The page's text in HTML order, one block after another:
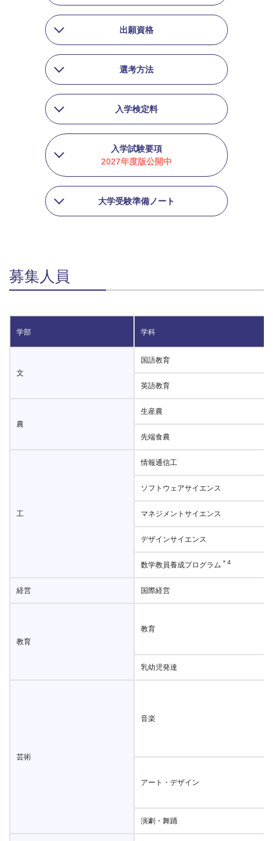
出願資格
選考方法
入学検定料
入学試験要項
2027年度版公開中
大学受験準備ノート
募集人員
学部 学科
文
国語教育
英語教育
農
生産農
先端食農
工
情報通信工
ソフトウェアサイエンス
マネジメントサイエンス
デザインサイエンス
数学教員養成プログラム ＊4
経営 国際経営
教育
教育
乳幼児発達
芸術
音楽
アート・デザイン
演劇・舞踊